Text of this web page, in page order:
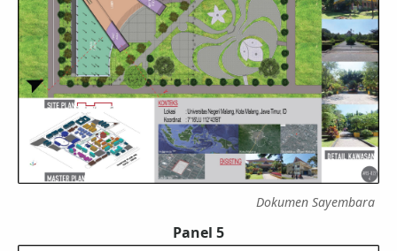
Dokumen Sayembara
Panel 5